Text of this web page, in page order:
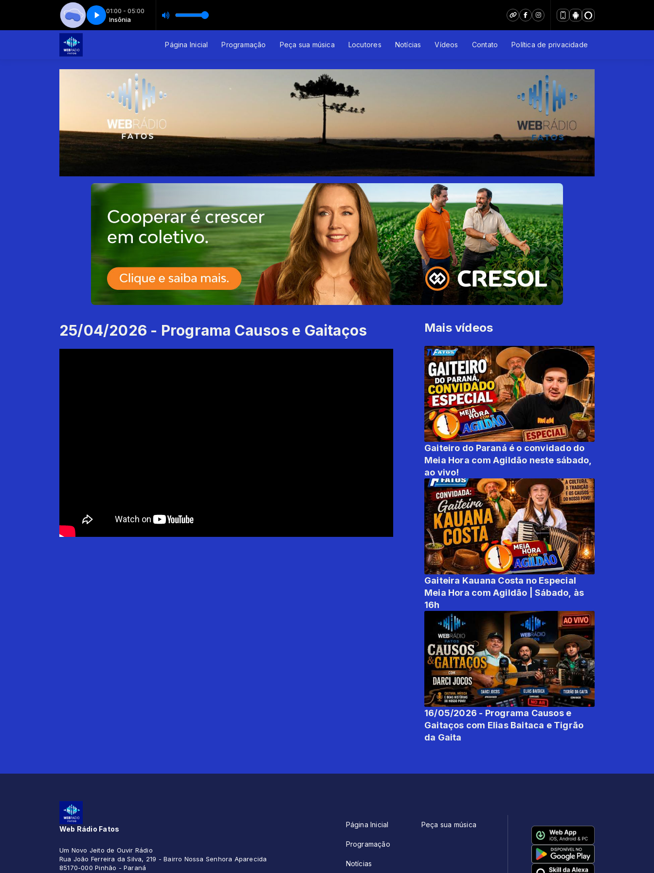
01:00 - 05:00
Insônia Insônia
Insônia - Parte 12Insônia - Parte 12
Página Inicial Programação Peça sua música Locutores Notícias Vídeos Contato Política de privacidade
25/04/2026 - Programa Causos e Gaitaços Mais vídeos
Gaiteiro do Paraná é o convidado do
Meia Hora com Agildão neste sábado,
ao vivo!
Gaiteira Kauana Costa no Especial
Meia Hora com Agildão | Sábado, às
16h
16/05/2026 - Programa Causos e
Gaitaços com Elias Baitaca e Tigrão
da Gaita
Web Rádio Fatos
Um Novo Jeito de Ouvir Rádio
Rua João Ferreira da Silva, 219 - Bairro Nossa Senhora Aparecida
85170-000 Pinhão - Paraná
Página Inicial
Programação
Notícias
Peça sua música